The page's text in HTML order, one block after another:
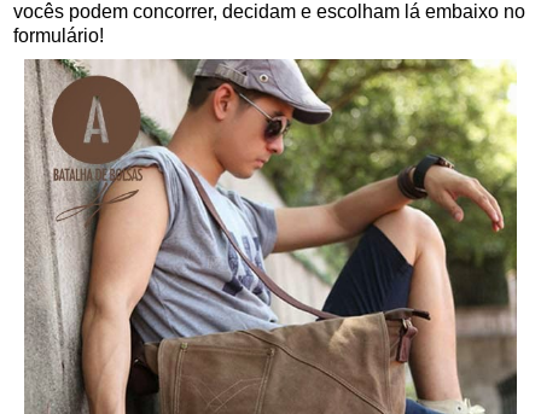
vocês podem concorrer, decidam e escolham lá embaixo no
formulário!